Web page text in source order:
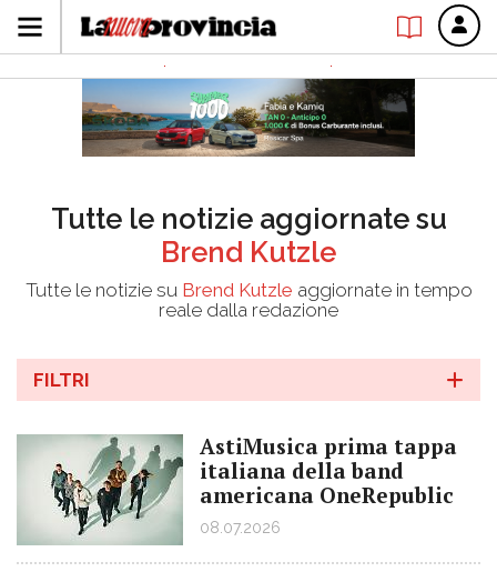
Tutte le notizie aggiornate su
Brend Kutzle
Tutte le notizie su Brend Kutzle aggiornate in tempo
reale dalla redazione
FILTRI
AstiMusica prima tappa
italiana della band
americana OneRepublic
08.07.2026